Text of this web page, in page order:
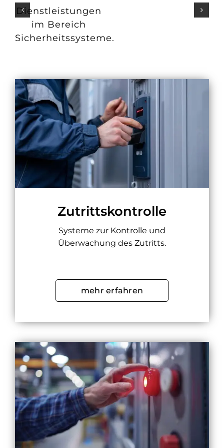
Dienstleistungen
im Bereich
Sicherheitssysteme.
Zutrittskontrolle
Systeme zur Kontrolle und
Überwachung des Zutritts.
mehr erfahren